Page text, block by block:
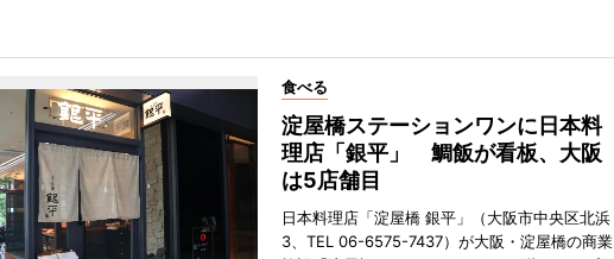
食べる
淀屋橋ステーションワンに日本料
理店「銀平」 鯛飯が看板、大阪
は5店舗目
日本料理店「淀屋橋 銀平」（大阪市中央区北浜
3、TEL 06-6575-7437）が大阪・淀屋橋の商業